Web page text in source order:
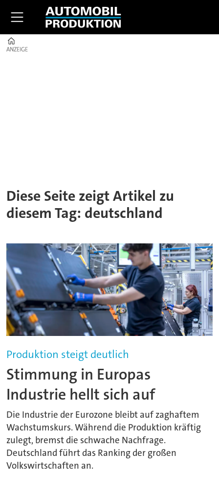
ANZEIGE
ANZEIGE
Diese Seite zeigt Artikel zu
diesem Tag: deutschland
Produktion steigt deutlich
Stimmung in Europas
Industrie hellt sich auf
Die Industrie der Eurozone bleibt auf zaghaftem
Wachstumskurs. Während die Produktion kräftig
zulegt, bremst die schwache Nachfrage.
Deutschland führt das Ranking der großen
Volkswirtschaften an.